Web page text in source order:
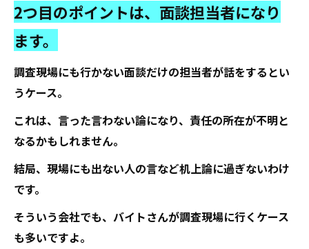
2つ目のポイントは、面談担当者になり
ます。
調査現場にも行かない面談だけの担当者が話をするとい
うケース。
これは、言った言わない論になり、責任の所在が不明と
なるかもしれません。
結局、現場にも出ない人の言など机上論に過ぎないわけ
です。
そういう会社でも、バイトさんが調査現場に行くケース
も多いですよ。